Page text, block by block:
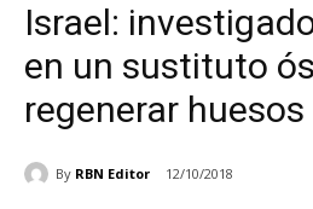
Israel:
en un sustituto
regenerar huesos
By RBN Editor 12/10/2018